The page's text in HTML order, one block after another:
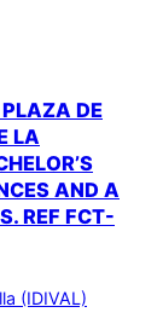
DE
LA
AND A
REF FCT-
(IDIVAL)